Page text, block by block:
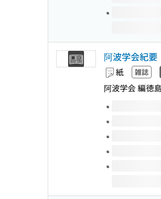
阿波学会紀要
紙 雑誌
阿波学会 編徳
このタイトルの巻号